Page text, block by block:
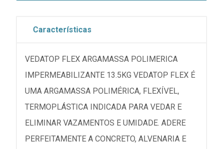
Características
VEDATOP FLEX ARGAMASSA POLIMERICA
IMPERMEABILIZANTE 13.5KG VEDATOP FLEX É
UMA ARGAMASSA POLIMÉRICA, FLEXÍVEL,
TERMOPLÁSTICA INDICADA PARA VEDAR E
ELIMINAR VAZAMENTOS E UMIDADE. ADERE
PERFEITAMENTE A CONCRETO, ALVENARIA E